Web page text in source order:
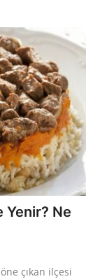
Yenir? Ne
çıkan ilçesi